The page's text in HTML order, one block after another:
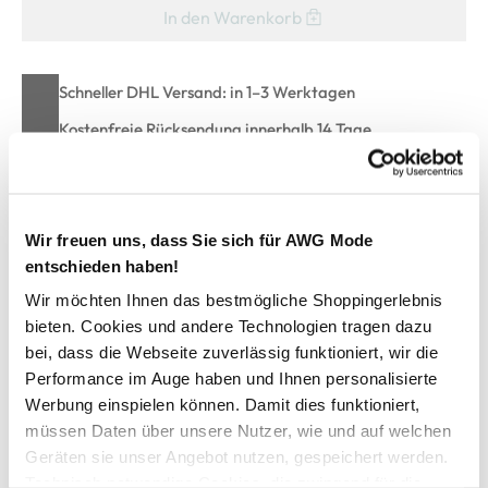
Wir freuen uns, dass Sie sich für AWG Mode
entschieden haben!
Wir möchten Ihnen das bestmögliche Shoppingerlebnis
bieten. Cookies und andere Technologien tragen dazu
bei, dass die Webseite zuverlässig funktioniert, wir die
Performance im Auge haben und Ihnen personalisierte
Werbung einspielen können. Damit dies funktioniert,
müssen Daten über unsere Nutzer, wie und auf welchen
Geräten sie unser Angebot nutzen, gespeichert werden.
In den Warenkorb
Schneller DHL Versand: in 1–3 Werktagen
Kostenfreie Rücksendung innerhalb 14 Tage
Kostenlose Filiallieferung in Ihre Wunschfiliale
Zur Wunschliste hinzufügen
Herren Shirt mit Frontprint
cooles Shirt von Jim Spencer
mit Rundhals-Ausschnitt
effektvoller Frontprint